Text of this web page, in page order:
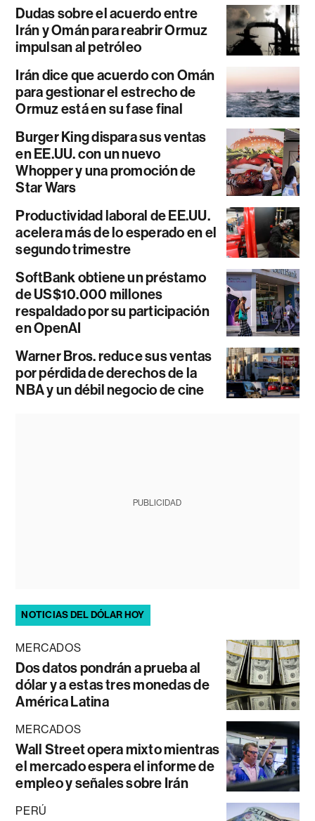
Dudas sobre el acuerdo entre
Irán y Omán para reabrir Ormuz
impulsan al petróleo
Irán dice que acuerdo con Omán
para gestionar el estrecho de
Ormuz está en su fase final
Burger King dispara sus ventas
en EE.UU. con un nuevo
Whopper y una promoción de
Star Wars
Productividad laboral de EE.UU.
acelera más de lo esperado en el
segundo trimestre
SoftBank obtiene un préstamo
de US$10.000 millones
respaldado por su participación
en OpenAI
Warner Bros. reduce sus ventas
por pérdida de derechos de la
NBA y un débil negocio de cine
PUBLICIDAD
NOTICIAS DEL DÓLAR HOY
MERCADOS
Dos datos pondrán a prueba al
dólar y a estas tres monedas de
América Latina
MERCADOS
Wall Street opera mixto mientras
el mercado espera el informe de
empleo y señales sobre Irán
PERÚ